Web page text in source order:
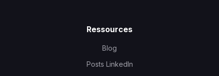
Ressources
Blog
Posts LinkedIn